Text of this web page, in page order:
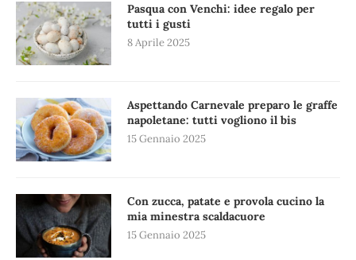
Pasqua con Venchi: idee regalo per
tutti i gusti
8 Aprile 2025
Aspettando Carnevale preparo le graffe
napoletane: tutti vogliono il bis
15 Gennaio 2025
Con zucca, patate e provola cucino la
mia minestra scaldacuore
15 Gennaio 2025